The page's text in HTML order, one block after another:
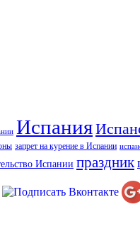
Испания
запрет на курение в Испании
Испании праздник